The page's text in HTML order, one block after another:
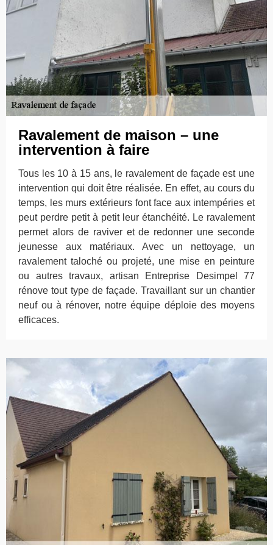
Ravalement de maison – une
intervention à faire
Tous les 10 à 15 ans, le ravalement de façade est une
intervention qui doit être réalisée. En effet, au cours du
temps, les murs extérieurs font face aux intempéries et
peut perdre petit à petit leur étanchéité. Le ravalement
permet alors de raviver et de redonner une seconde
jeunesse aux matériaux. Avec un nettoyage, un
ravalement taloché ou projeté, une mise en peinture
ou autres travaux, artisan Entreprise Desimpel 77
rénove tout type de façade. Travaillant sur un chantier
neuf ou à rénover, notre équipe déploie des moyens
efficaces.